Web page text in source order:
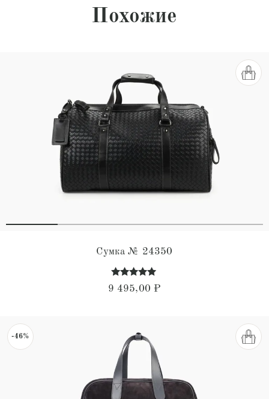
Похожие
Сумка № 24350
Оценка
5.00
9 495,00 ₽
-46%